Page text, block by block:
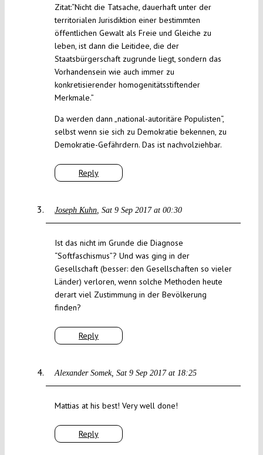
Reply
Zitat:“Nicht die Tatsache, dauerhaft unter der
territorialen Jurisdiktion einer bestimmten
öffentlichen Gewalt als Freie und Gleiche zu
leben, ist dann die Leitidee, die der
Staatsbürgerschaft zugrunde liegt, sondern das
Vorhandensein wie auch immer zu
konkretisierender homogenitätsstiftender
Merkmale.”
Da werden dann „national-autoritäre Populisten“,
selbst wenn sie sich zu Demokratie bekennen, zu
Demokratie-Gefährdern. Das ist nachvolziehbar.
Joseph Kuhn Sat 9 Sep 2017 at 00:30
Reply
Ist das nicht im Grunde die Diagnose
“Softfaschismus”? Und was ging in der
Gesellschaft (besser: den Gesellschaften so vieler
Länder) verloren, wenn solche Methoden heute
derart viel Zustimmung in der Bevölkerung
finden?
Alexander Somek Sat 9 Sep 2017 at 18:25
Reply
Mattias at his best! Very well done!